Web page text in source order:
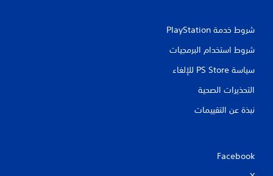
شروط خدمة PlayStation‏
شروط استخدام البرمجيات
سياسة PS Store للإلغاء
التحذيرات الصحية
نبذة عن التقييمات
Facebook